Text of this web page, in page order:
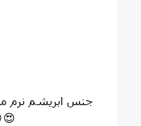
جنس ابریشم نرم
لیز نیست- چروک